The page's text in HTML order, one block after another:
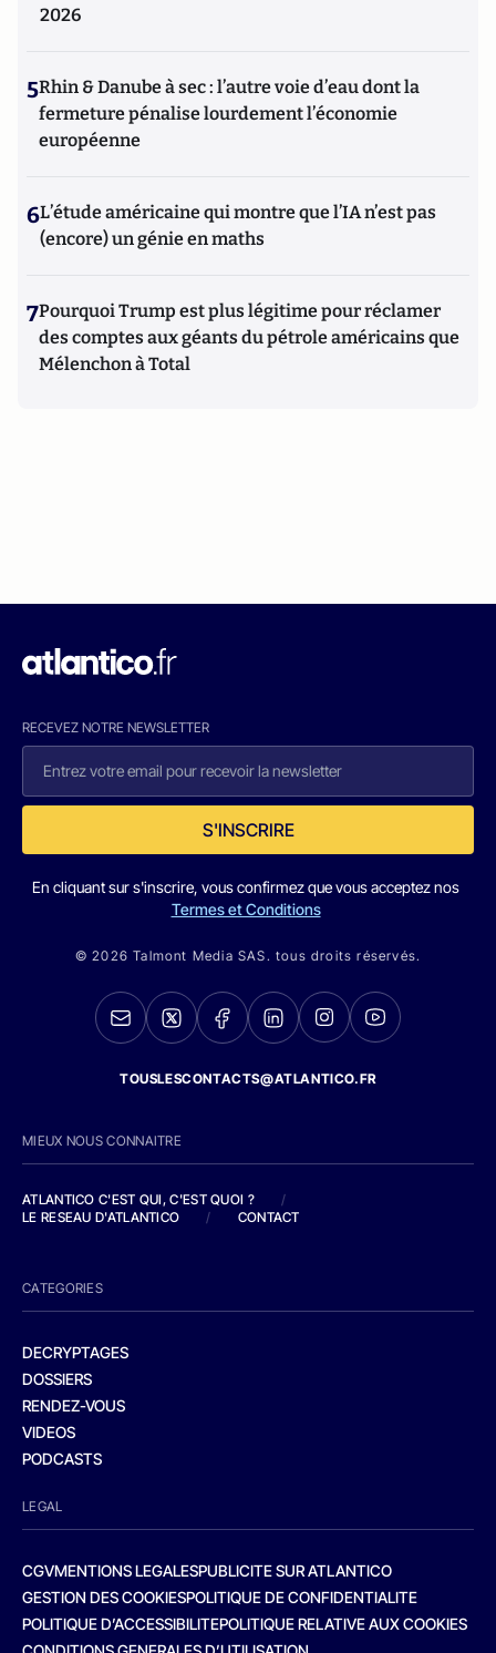
2026
5Rhin & Danube à sec : l’autre voie d’eau dont la
fermeture pénalise lourdement l’économie
européenne
6L’étude américaine qui montre que l’IA n’est pas
(encore) un génie en maths
7Pourquoi Trump est plus légitime pour réclamer
des comptes aux géants du pétrole américains que
Mélenchon à Total
RECEVEZ NOTRE NEWSLETTER
S'INSCRIRE
En cliquant sur s'inscrire, vous confirmez que vous acceptez nos
Termes et Conditions
© 2026 Talmont Media SAS. tous droits réservés.
TOUSLESCONTACTS@ATLANTICO.FR
MIEUX NOUS CONNAITRE
ATLANTICO C'EST QUI, C'EST QUOI ?
/
LE RESEAU D'ATLANTICO
/ CONTACT
CATEGORIES
DECRYPTAGES
DOSSIERS
RENDEZ-VOUS
VIDEOS
PODCASTS
LEGAL
CGVMENTIONS LEGALESPUBLICITE SUR ATLANTICO
GESTION DES COOKIESPOLITIQUE DE CONFIDENTIALITE
POLITIQUE D’ACCESSIBILITEPOLITIQUE RELATIVE AUX COOKIES